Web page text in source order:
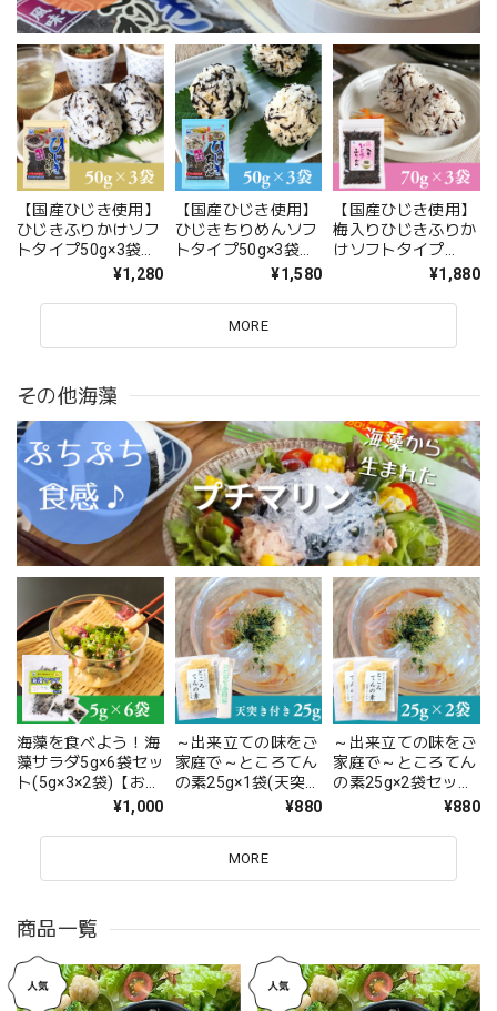
【国産ひじき使用】
ひじきふりかけソフ
トタイプ50g×3袋セ
ット【送料無料】
¥1,280
【国産ひじき使用】
ひじきちりめんソフ
トタイプ50g×3袋セ
ット【送料無料】
¥1,580
【国産ひじき使用】
梅入りひじきふりか
けソフトタイプ
70g×3袋セット【送
函】
¥1,880
MORE
その他海藻
海藻を食べよう！海
藻サラダ5g×6袋セッ
ト(5g×3×2袋)【お試
し】【日本全国送料
函】
¥1,000
～出来立ての味をご
家庭で～ところてん
の素25g×1袋(天突き
付き)【お試し】
料】【ポスト投函】
¥880
～出来立ての味をご
家庭で～ところてん
の素25g×2袋セット
【日本全国送料無¥880
MORE
商品一覧